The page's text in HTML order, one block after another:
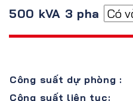
500 kVA 3 pha
Công suất dự phòng :
Công suất liên tục: